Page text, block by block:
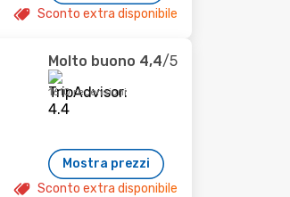
Sconto extra disponibile
Molto buono 4,4/5
1610 recensioni
Mostra prezzi
Sconto extra disponibile